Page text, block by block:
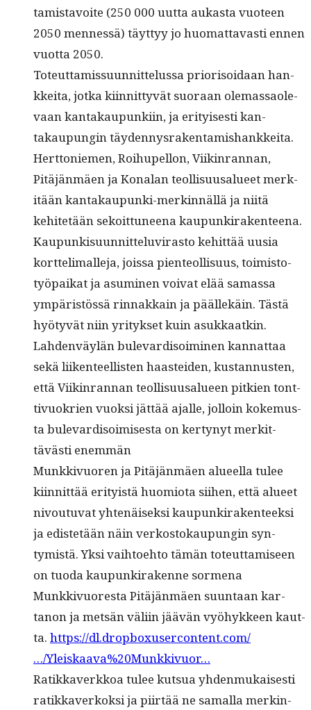
tamis­tavoite (250 000 uut­ta aukas­ta vuo­teen
2050 men­nessä) täyt­tyy jo huo­mat­tavasti ennen
vuot­ta 2050.
Toteut­tamis­su­un­nit­telus­sa pri­or­isoidaan han­
kkei­ta, jot­ka kiin­nit­tyvät suo­raan ole­mas­saol­e­
vaan kan­takaupunki­in, ja eri­tyis­es­ti kan­
takaupun­gin täydennysrakentamishankkeita.
Hert­toniemen, Roi­hu­pel­lon, Viik­in­ran­nan,
Pitäjän­mäen ja Kon­alan teol­lisu­usalueet merk­
itään kan­takaupun­ki-merkin­näl­lä ja niitä
kehitetään sekoit­tuneena kaupunki­rak­en­teena.
Kaupunkisu­un­nit­telu­vi­ras­to kehit­tää uusia
kort­te­limalle­ja, jois­sa pien­te­ol­lisu­us, toimis­to­
työ­paikat ja asum­i­nen voivat elää samas­sa
ympäristössä rin­nakkain ja päällekäin. Tästä
hyö­tyvät niin yri­tyk­set kuin asukkaatkin.
Lah­den­väylän bule­vardis­oimi­nen kan­nat­taa
sekä liiken­teel­lis­ten haastei­den, kus­tan­nusten,
että Viik­in­ran­nan teol­lisu­usalueen pitkien tont­
tivuokrien vuok­si jät­tää ajalle, jol­loin koke­mus­
ta bule­vardis­oimis­es­ta on ker­tynyt merkit­
tävästi enemmän
Munkkivuoren ja Pitäjän­mäen alueel­la tulee
kiin­nit­tää eri­ty­istä huomio­ta siihen, että alueet
nivoutu­vat yht­enäisek­si kaupunki­rak­en­teek­si
ja edis­tetään näin verkos­tokaupun­gin syn­
tymistä. Yksi vai­h­toe­hto tämän toteut­tamiseen
on tuo­da kaupunki­rakenne sor­me­na
Munkkivuores­ta Pitäjän­mäen suun­taan kar­
tanon ja met­sän väli­in jäävän vyöhyk­keen kaut­
ta. https://dl.dropboxusercontent.com/
…/Yleiskaava%20Munkkivuor…
Ratikkaverkkoa tulee kut­sua yhden­mukaises­ti
ratikkaverkok­si ja piirtää ne samal­la merkin­